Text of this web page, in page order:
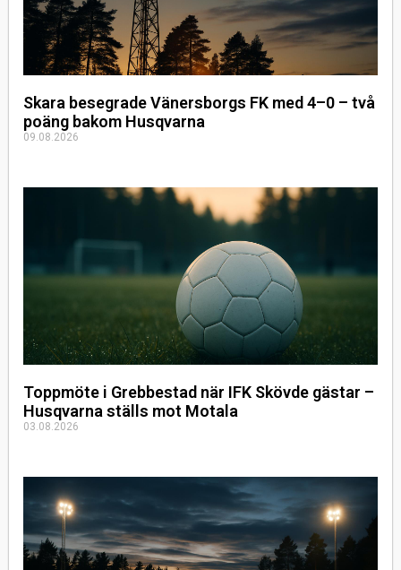
Skara besegrade Vänersborgs FK med 4–0 – två
poäng bakom Husqvarna
09.08.2026
Toppmöte i Grebbestad när IFK Skövde gästar –
Husqvarna ställs mot Motala
03.08.2026